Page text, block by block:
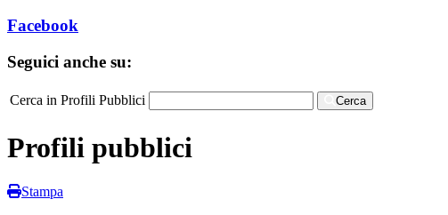
Facebook
Seguici anche su:
Cerca in Profili Pubblici Cerca
Profili pubblici
Stampa